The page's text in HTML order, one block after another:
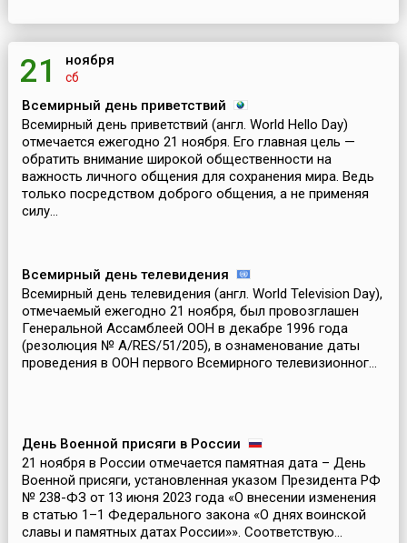
21 ноября
сб
Всемирный день приветствий
Всемирный день приветствий (англ. World Hello Day)
отмечается ежегодно 21 ноября. Его главная цель —
обратить внимание широкой общественности на
важность личного общения для сохранения мира. Ведь
только посредством доброго общения, а не применяя
силу...
Всемирный день телевидения
Всемирный день телевидения (англ. World Television Day),
отмечаемый ежегодно 21 ноября, был провозглашен
Генеральной Ассамблеей ООН в декабре 1996 года
(резолюция № A/RES/51/205), в ознаменование даты
проведения в ООН первого Всемирного телевизионног...
День Военной присяги в России
21 ноября в России отмечается памятная дата – День
Военной присяги, установленная указом Президента РФ
№ 238-ФЗ от 13 июня 2023 года «О внесении изменения
в статью 1–1 Федерального закона «О днях воинской
славы и памятных датах России»». Соответствую...